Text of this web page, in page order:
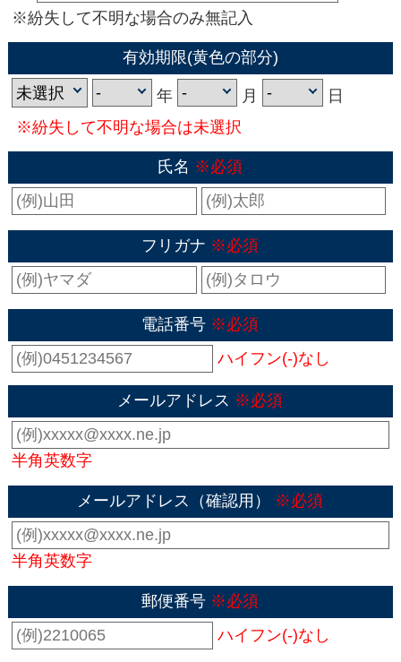
※紛失して不明な場合のみ無記入
有効期限(黄色の部分)
年 月
日
※紛失して不明な場合は未選択
氏名 ※必須
フリガナ ※必須
電話番号 ※必須
ハイフン(-)なし
メールアドレス ※必須
半角英数字
メールアドレス（確認用） ※必須
半角英数字
郵便番号 ※必須
ハイフン(-)なし